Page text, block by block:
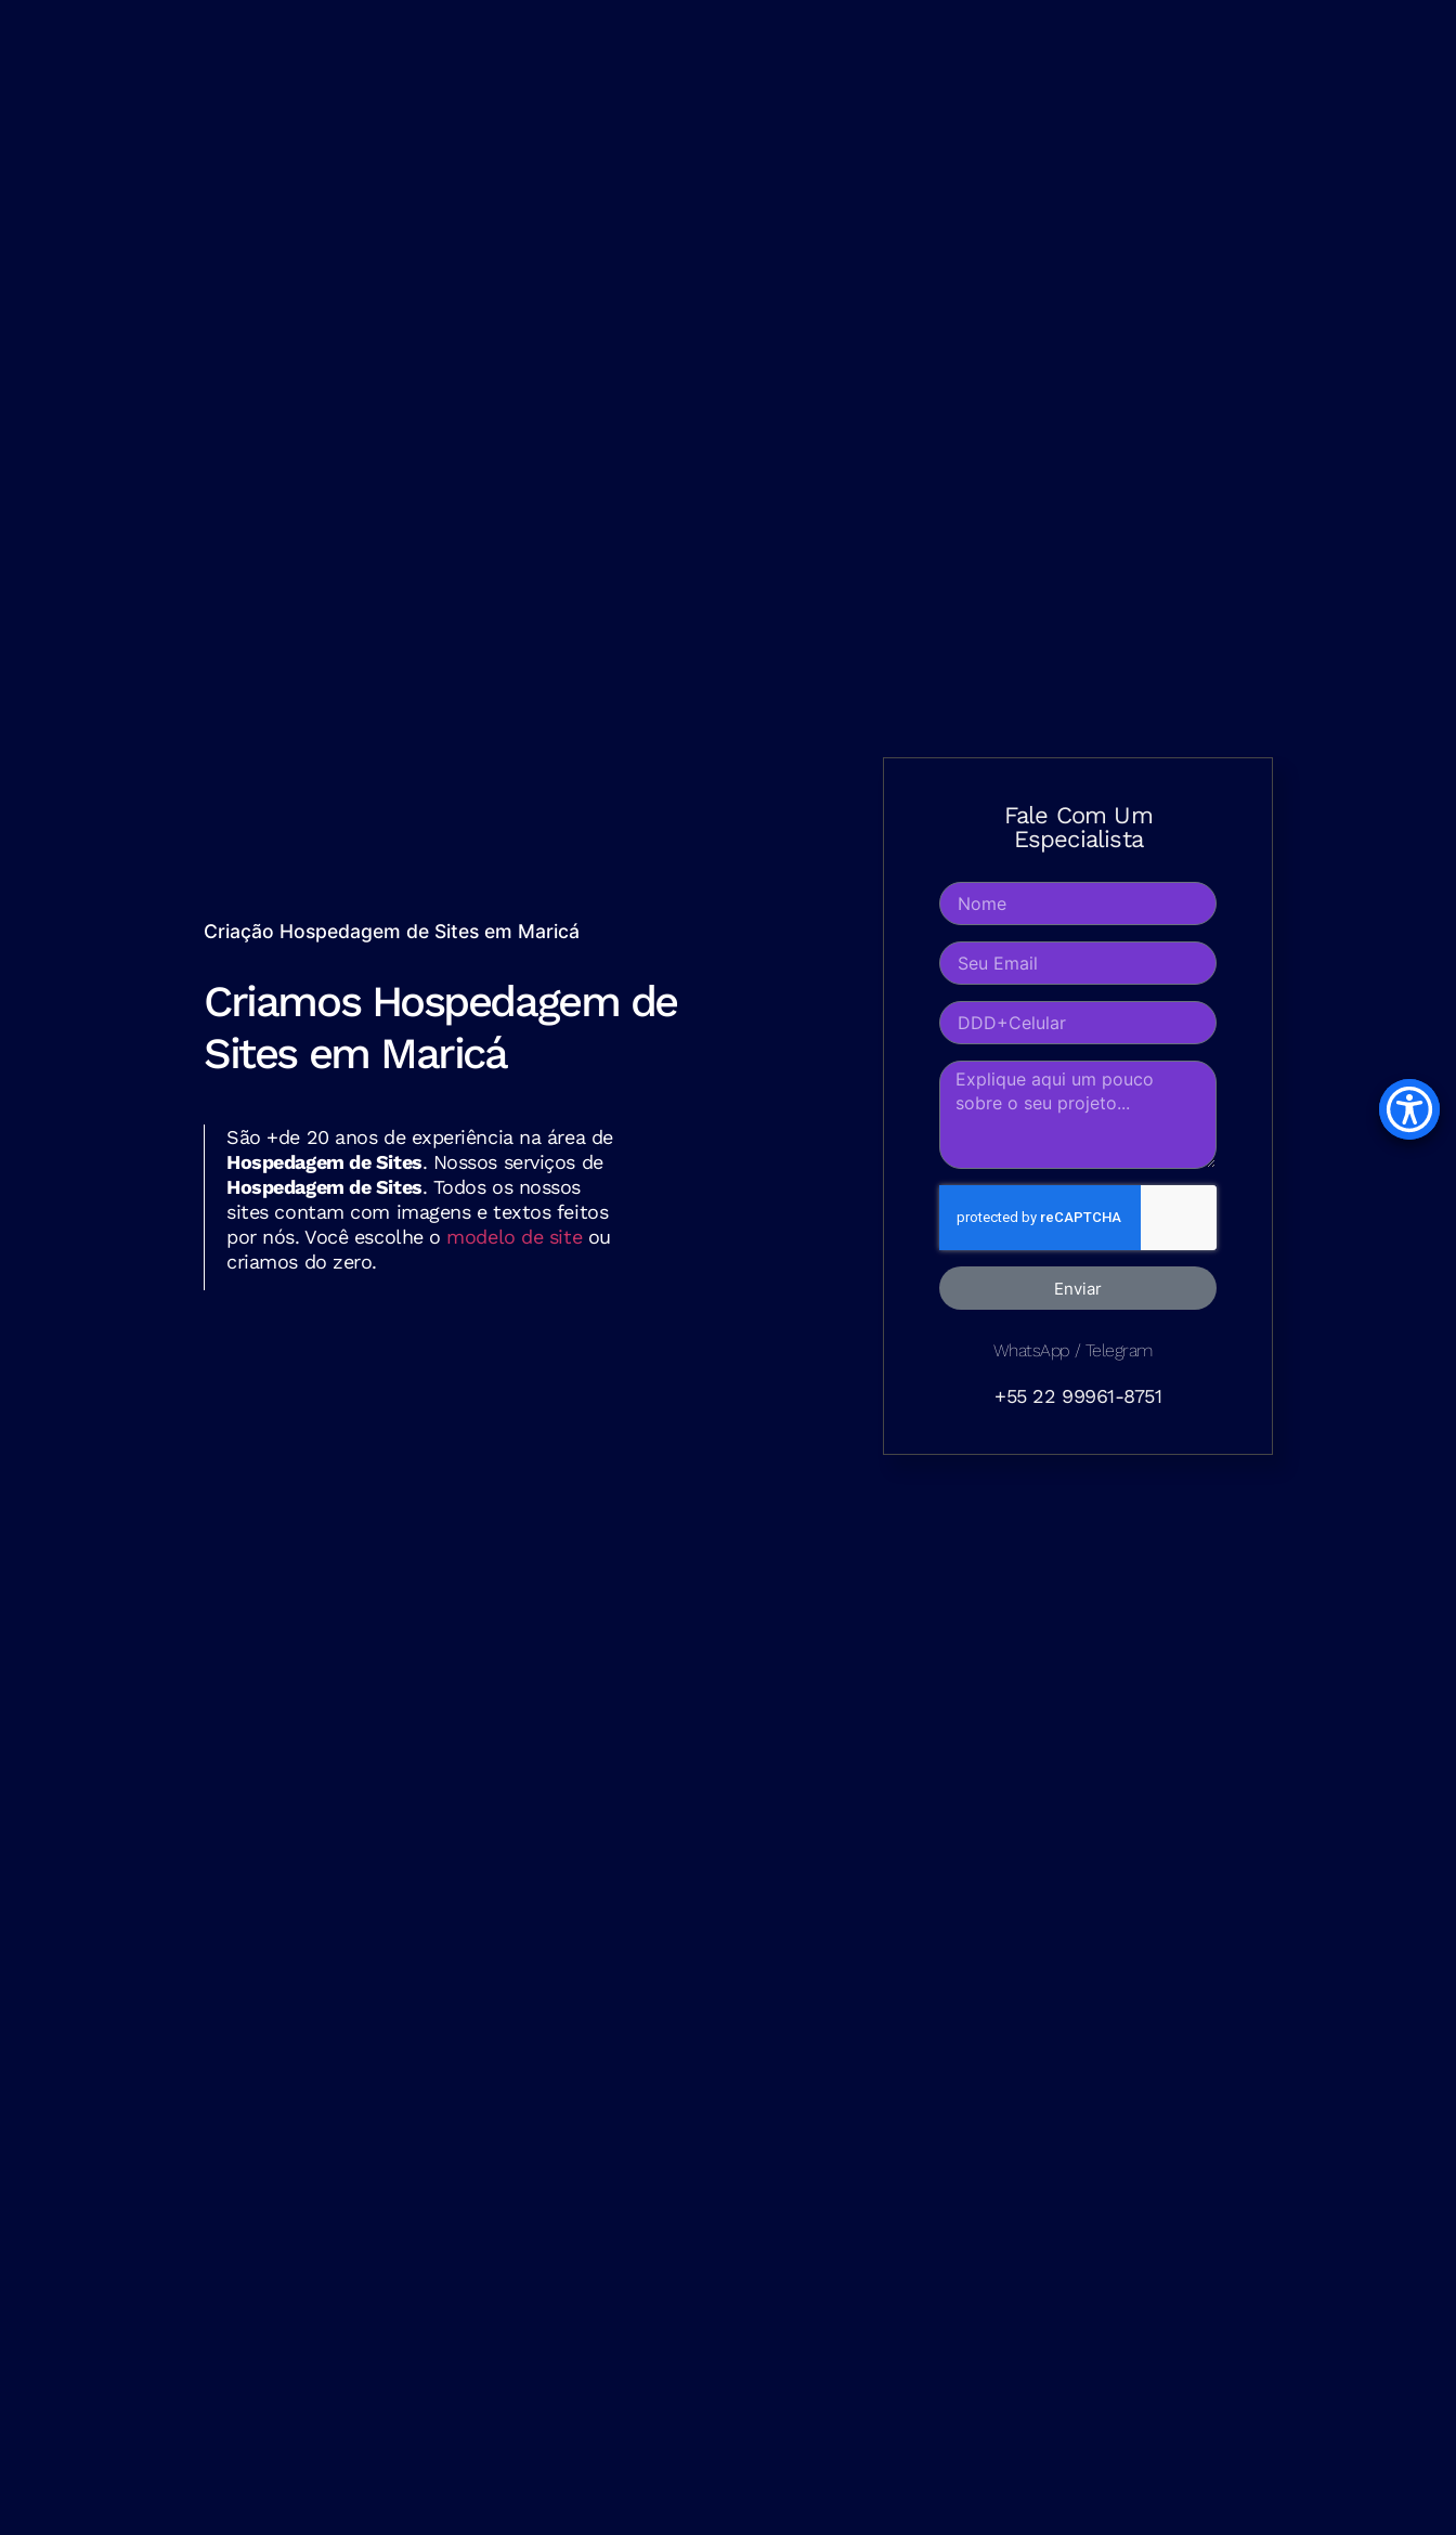
Criação Hospedagem de Sites em Maricá
Criamos Hospedagem de
Sites em Maricá
São +de 20 anos de experiência na área de
Hospedagem de Sites. Nossos serviços de
Hospedagem de Sites. Todos os nossos
sites contam com imagens e textos feitos
por nós. Você escolhe o modelo de siteou
criamos do zero.
Fale Com Um
Especialista
Enviar
WhatsApp / Telegram
+55 22 99961-8751